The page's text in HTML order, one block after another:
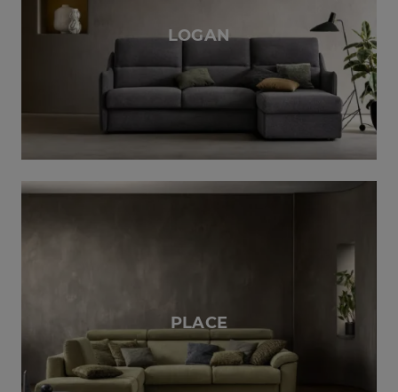
LOGAN
PLACE